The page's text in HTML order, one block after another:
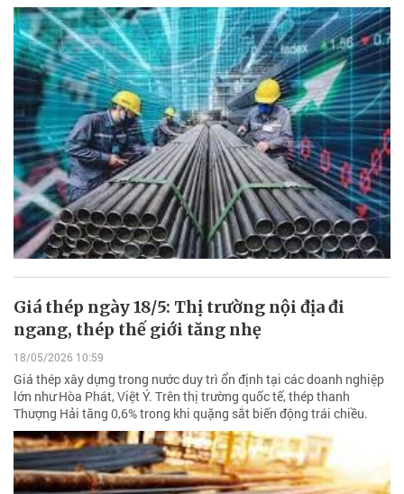
Giá thép ngày 18/5: Thị trường nội địa đi
ngang, thép thế giới tăng nhẹ
18/05/2026 10:59
Giá thép xây dựng trong nước duy trì ổn định tại các doanh nghiệp
lớn như Hòa Phát, Việt Ý. Trên thị trường quốc tế, thép thanh
Thượng Hải tăng 0,6% trong khi quặng sắt biến động trái chiều.